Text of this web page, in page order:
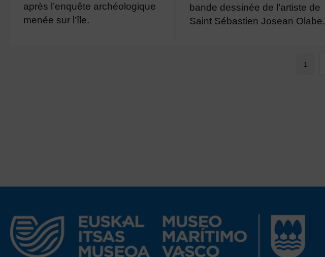
après l’enquête archéologique
menée sur l’île.
bande dessinée de l’artiste de
Saint Sébastien Josean Olabe.
1